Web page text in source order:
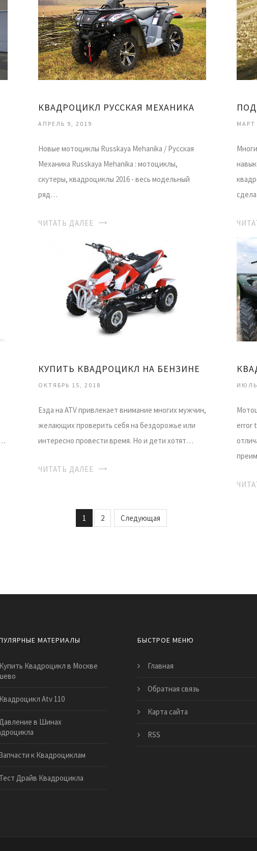
КВАДРОЦИКЛ РУССКАЯ МЕХАНИКА
АПРЕЛЬ 9, 2019
Новые мотоциклы Russkaya Mehanika / Русская
Механика Russkaya Mehanika : мотоциклы,
скутеры, квадроциклы 2016 - весь модельный
ряд…
ЧИТАТЬ ДАЛЕЕ
МАРТ
КУПИТЬ КВАДРОЦИКЛ НА БЕНЗИНЕ
ОКТЯБРЬ 15, 2018
Езда на ATV привлекает внимание многих мужчин,
желающих проверить себя на бездорожье или
интересно провести время. Но и дети хотят…
ЧИТАТЬ ДАЛЕЕ
ИЮЛЬ
error
1 2 Следующая
МАТЕРИАЛЫ
Купить Квадроцикл в Москве
Квадроцикл Atv 110
в Шинах
Запчасти к Квадроциклам
Тест Драйв Квадроцикла
БЫСТРОЕ МЕНЮ
Главная
Обратная связь
Карта сайта
RSS